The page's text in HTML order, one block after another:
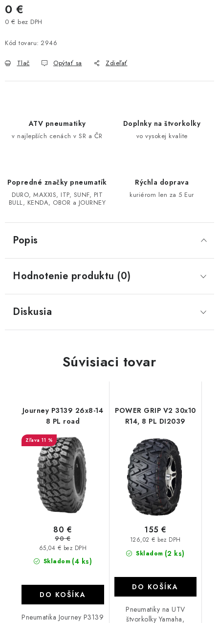
INÉ PRÍSLUŠENSTVO
CAN AM RENEGADE 570/650/800/1000
CF MOTO 800/850 GLADIATOR X8
CF MOTO CFORCE X850/X1000
TGB BLADE 600/1000 LT LTX
SEGWAY SNARLER AT6 AT5
Reklamačný poriadok - formulár
Kontakt
0 €
0 € bez DPH
Kód tovaru: 2946
Tlač Opýtať sa Zdieľať
ATV pneumatiky
v najlepších cenách v SR a ČR
Doplnky na štvorkolky
vo vysokej kvalite
Popredné značky pneumatík
DURO, MAXXIS, ITP, SUNF, PIT
BULL, KENDA, OBOR a JOURNEY
Rýchla doprava
kuriérom len za 5 Eur
Popis
Hodnotenie produktu (0)
Diskusia
Súvisiaci tovar
Journey P3139 26x8-14
8 PL road
11 %
Skladom (4 ks)
65,04 € bez DPH
80 €
90 €
DO KOŠÍKA
Pneumatika Journey P3139
POWER GRIP V2 30x10
R14, 8 PL DI2039
Skladom (2 ks)
126,02 € bez DPH
155 €
DO KOŠÍKA
Pneumatiky na UTV
štvorkolky Yamaha,